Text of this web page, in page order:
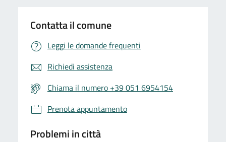
Contatta il comune
Leggi le domande frequenti
Richiedi assistenza
Chiama il numero +39 051 6954154
Prenota appuntamento
Problemi in città